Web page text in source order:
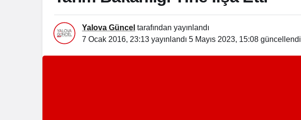
Yalova Güncel tarafından yayınlandı
7 Ocak 2016, 23:13 yayınlandı 5 Mayıs 2023, 15:08 güncellendi